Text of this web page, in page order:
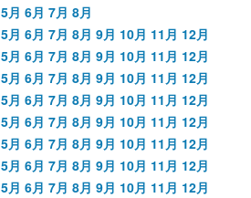
5月 6月 7月 8月
5月 6月 7月 8月 9月 10月 11月 12月
5月 6月 7月 8月 9月 10月 11月 12月
5月 6月 7月 8月 9月 10月 11月 12月
5月 6月 7月 8月 9月 10月 11月 12月
5月 6月 7月 8月 9月 10月 11月 12月
5月 6月 7月 8月 9月 10月 11月 12月
5月 6月 7月 8月 9月 10月 11月 12月
5月 6月 7月 8月 9月 10月 11月 12月